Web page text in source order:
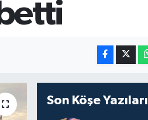
Son Köşe Yazıları